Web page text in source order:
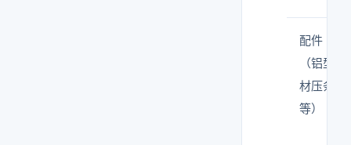
配件
（铝型
材压条
等）